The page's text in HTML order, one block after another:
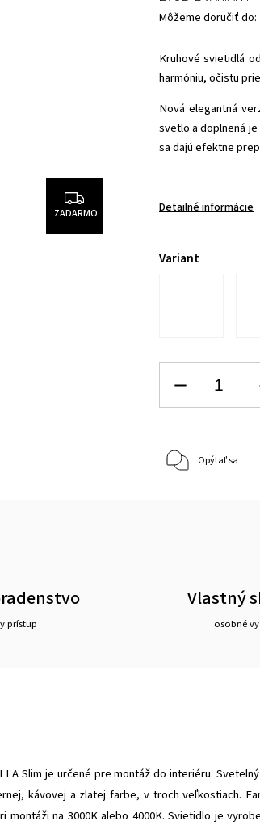
ZADARMO
Kruhové svietidlá
harmóniu, očistu
Nová elegantná
svetlo a doplnená
sa dajú efektne
Detailné informácie
Variant
Môžeme doručiť do:
Opýtať sa
prístup
Vlastný
osobné
Slim je určené pre montáž do interiéru.
kávovej a zlatej farbe, v troch veľkostiach.
montáži na 3000K alebo 4000K. Svietidlo je